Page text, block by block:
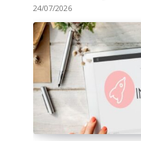
24/07/2026